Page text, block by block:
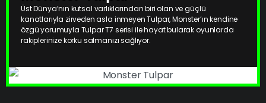
Üst Dünya’nın kutsal varlıklarından biri olan ve güçlü
kanatlarıyla zirveden asla inmeyen Tulpar, Monster’ın kendine
özgü yorumuyla Tulpar T7 serisi ile hayat bularak oyunlarda
rakiplerinize korku salmanızı sağlıyor.